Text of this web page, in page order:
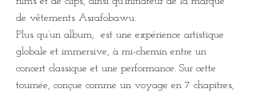
de vêtements Asrafobawu.
Plus qu’un album, est une expérience artistique
globale et immersive, à mi-chemin entre un
concert classique et une performance. Sur cette
tournée, conçue comme un voyage en 7 chapitres,